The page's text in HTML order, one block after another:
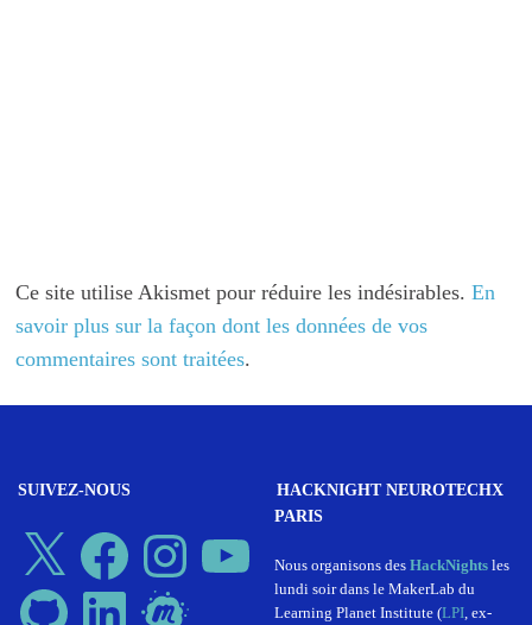
Ce site utilise Akismet pour réduire les indésirables.En
savoir plus sur la façon dont les données de vos
commentaires sont traitées.
SUIVEZ-NOUS
X Facebook Instagram
GitHub LinkedIn Meetup
HACKNIGHT NEUROTECHX
PARIS
Nous organisons des HackNightsles
lundi soir dans le MakerLab du
Learning Planet Institute (LPI, ex-